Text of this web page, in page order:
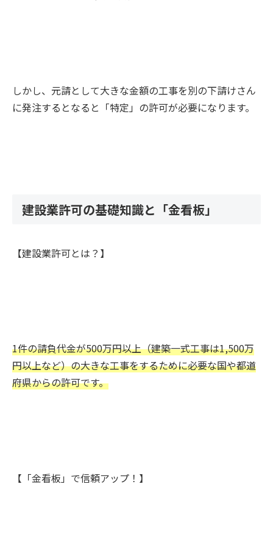
しかし、元請として大きな金額の工事を別の下請けさん
に発注するとなると「特定」の許可が必要になります。
建設業許可の基礎知識と「金看板」
【建設業許可とは？】
1件の請負代金が500万円以上（建築一式工事は1,500万
円以上など）の大きな工事をするために必要な国や都道
府県からの許可です。
【「金看板」で信頼アップ！】